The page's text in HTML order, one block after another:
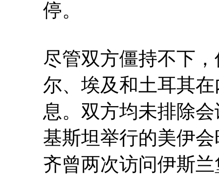
停。
尽管双方僵持不下
尔、埃及和土耳其
息。双方均未排除
基斯坦举行的美伊
齐曾两次访问伊斯